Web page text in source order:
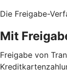
Die Freigabe-
Mit
Freigabe von